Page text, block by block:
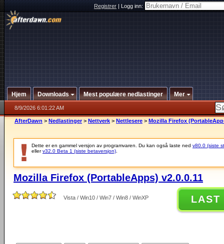
Registrer|Logg inn:
Hjem Downloads Mest populære nedlastinger Mer
8/9/2026 6:01:22 AM
AfterDawn > Nedlastinger > Nettverk > Nettlesere > Mozilla Firefox
Dette er en gammel versjon av programvaren. Du kan også laste ned v80.0 (siste
ellerv32.0 Beta 1 (siste betaversjon)
Mozilla Firefox (PortableApps) v2.0.0.11
Vista / Win10 / Win7 / Win8 / WinXP LAST